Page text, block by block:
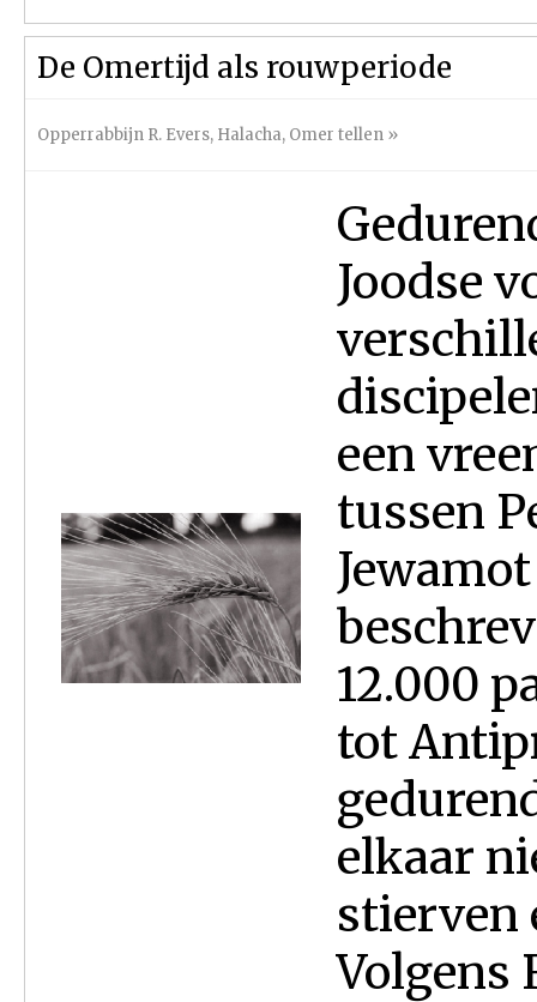
De Omertijd als rouwperiode
Opperrabbijn R. Evers, Halacha, Omer tellen »
Joodse
een
tussen
12.000
tot
elkaar
stierven
Volgens